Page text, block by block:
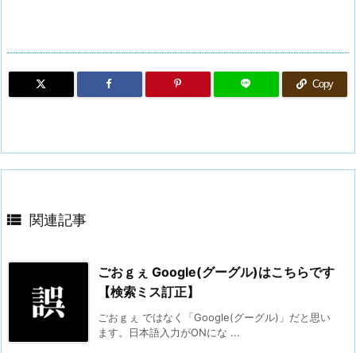
Copy
 関連記事
ごおｇぇ Google(グーグル)はこちらです
【検索ミス訂正】
ごおｇぇ ではなく「Google(グーグル)」だと思い
ます。日本語入力がONにな ...